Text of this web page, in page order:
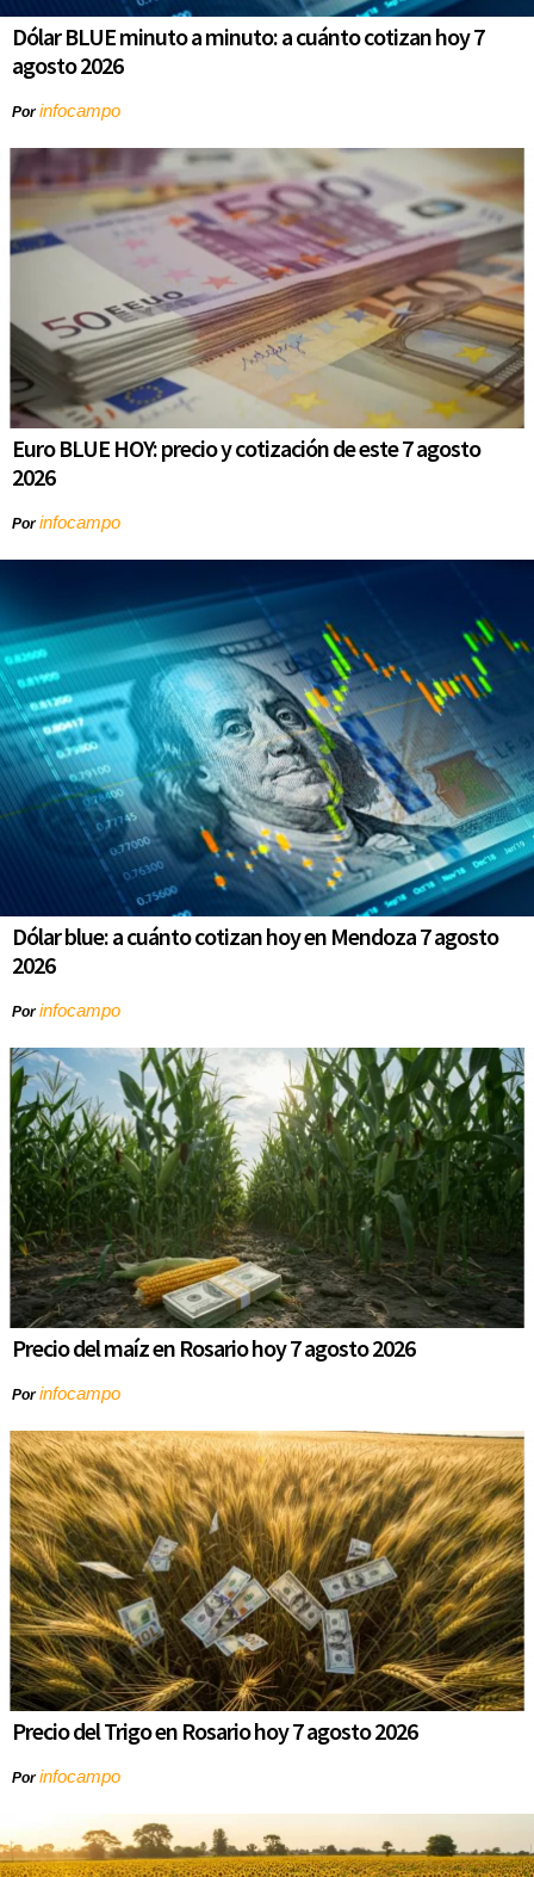
Dólar BLUE minuto a minuto: a cuánto cotizan hoy 7
agosto 2026
Porinfocampo
Euro BLUE HOY: precio y cotización de este 7 agosto
2026
Porinfocampo
Dólar blue: a cuánto cotizan hoy en Mendoza 7 agosto
2026
Porinfocampo
Precio del maíz en Rosario hoy 7 agosto 2026
Porinfocampo
Precio del Trigo en Rosario hoy 7 agosto 2026
Porinfocampo